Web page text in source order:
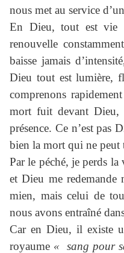
nous met au service
En Dieu, tout est vie
renouvelle
baisse jamais
Dieu tout est lumière,
comprenons
mort fuit devant Dieu,
présence. Ce n’est pas
bien la mort qui ne peut
Par le péché, je perds
et Dieu me redemande
mien, mais celui de
nous avons entraîné
Car en Dieu, il existe
royaume « sang pour